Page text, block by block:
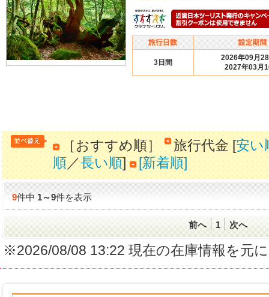
3日間
2026年09月
2027年03月
［おすすめ順］ 旅行代金 [安い
順／長い順] [新着順]
9件中1～9件を表示
前へ 1 次へ
※2026/08/08 13:22 現在の在庫情報を元